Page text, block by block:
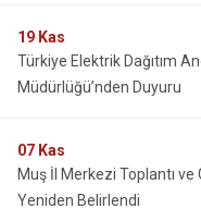
19 Kas
Türkiye Elektrik Dağıtım
Müdürlüğü’nden Duyuru
07 Kas
Muş İl Merkezi Toplantı
Yeniden Belirlendi